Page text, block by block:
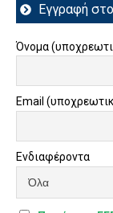
Εγγραφή
Όνομα
Email
Ενδιαφέροντα